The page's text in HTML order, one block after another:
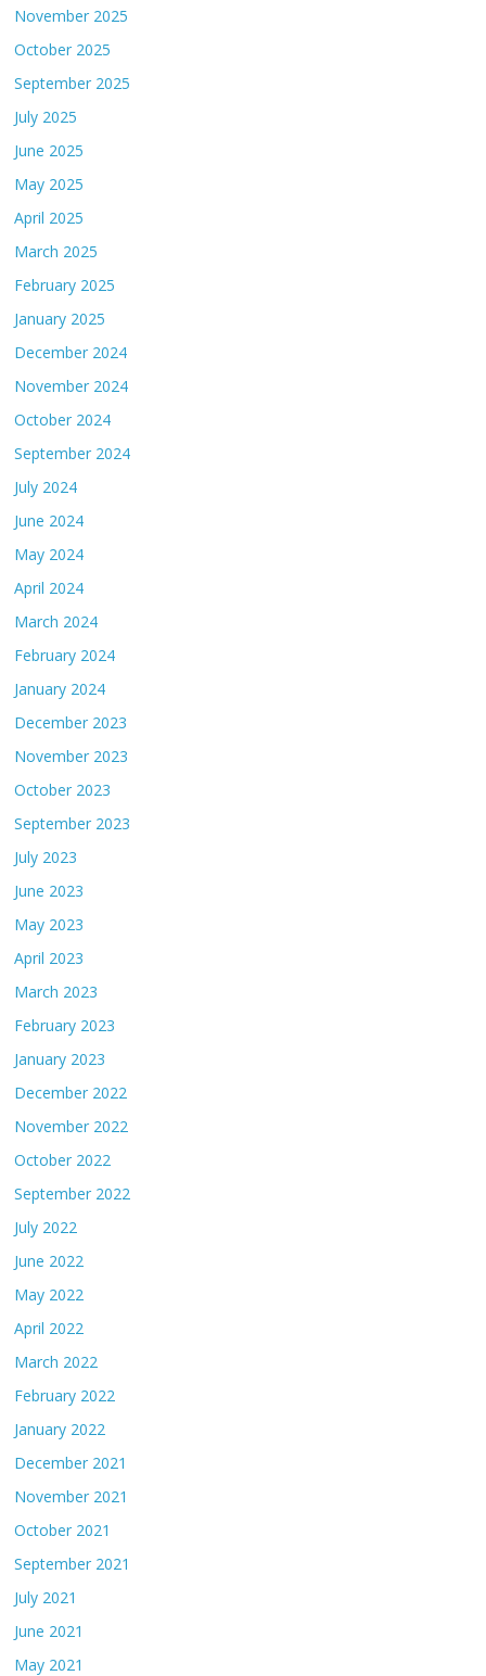
November 2025
October 2025
September 2025
July 2025
June 2025
May 2025
April 2025
March 2025
February 2025
January 2025
December 2024
November 2024
October 2024
September 2024
July 2024
June 2024
May 2024
April 2024
March 2024
February 2024
January 2024
December 2023
November 2023
October 2023
September 2023
July 2023
June 2023
May 2023
April 2023
March 2023
February 2023
January 2023
December 2022
November 2022
October 2022
September 2022
July 2022
June 2022
May 2022
April 2022
March 2022
February 2022
January 2022
December 2021
November 2021
October 2021
September 2021
July 2021
June 2021
May 2021